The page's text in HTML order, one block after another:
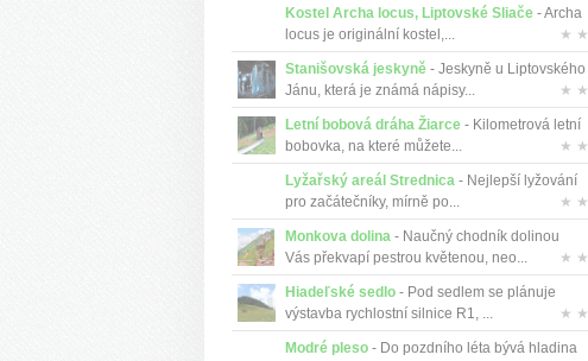
Kostel Archa locus, Liptovské Sliače - Archa
locus je originální kostel,...
★ ★
Stanišovská jeskyně - Jeskyně u Liptovského
Jánu, která je známá nápisy...
★ ★
Letní bobová dráha Žiarce - Kilometrová letní
bobovka, na které můžete...
★ ★
Lyžařský areál Strednica - Nejlepší lyžování
pro začátečníky, mírně po...
★ ★
Monkova dolina - Naučný chodník dolinou
Vás překvapí pestrou květenou, neo...
★ ★
Hiadeľské sedlo - Pod sedlem se plánuje
výstavba rychlostní silnice R1, ...
★ ★
Modré pleso - Do pozdního léta bývá hladina